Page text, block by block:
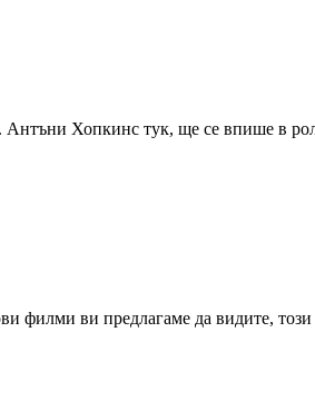
Хопкинс тук, ще се впише в
филми ви предлагаме да видите,